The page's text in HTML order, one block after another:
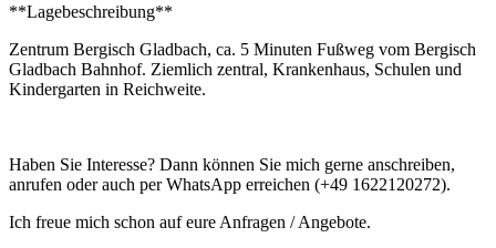
**Lagebeschreibung**
Zentrum Bergisch Gladbach, ca. 5 Minuten Fußweg vom Bergisch
Gladbach Bahnhof. Ziemlich zentral, Krankenhaus, Schulen und
Kindergarten in Reichweite.
Haben Sie Interesse? Dann können Sie mich gerne anschreiben,
anrufen oder auch per WhatsApp erreichen (+49 1622120272).
Ich freue mich schon auf eure Anfragen / Angebote.